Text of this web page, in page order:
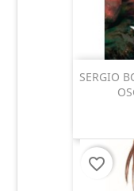
SERGIO
favorite_border